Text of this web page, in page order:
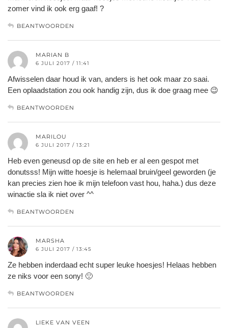
zomer vind ik ook erg gaaf! ?
BEANTWOORDEN
MARIAN B
6 JULI 2017 / 11:41
Afwisselen daar houd ik van, anders is het ook maar zo saai.
Een oplaadstation zou ook handig zijn, dus ik doe graag mee 😉
BEANTWOORDEN
MARILOU
6 JULI 2017 / 13:21
Heb even geneusd op de site en heb er al een gespot met
donutsss! Mijn witte hoesje is helemaal bruin/geel geworden (je
kan precies zien hoe ik mijn telefoon vast hou, haha.) dus deze
winactie sla ik niet over ^^
BEANTWOORDEN
MARSHA
6 JULI 2017 / 13:45
Ze hebben inderdaad echt super leuke hoesjes! Helaas hebben
ze niks voor een sony! 🙁
BEANTWOORDEN
LIEKE VAN VEEN